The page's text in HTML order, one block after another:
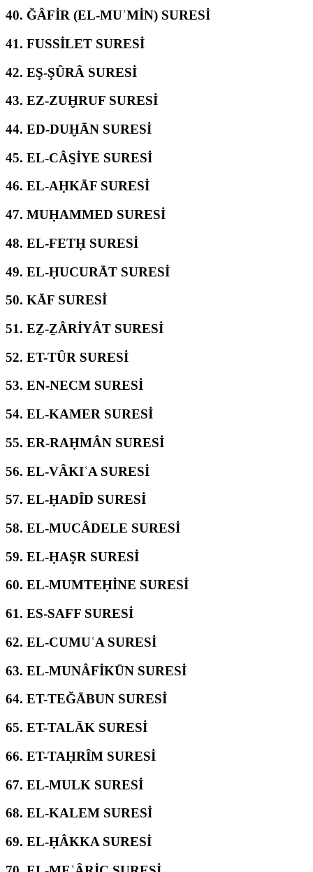
40. ĞÂFİR (EL-MUʾMİN) SURESİ
41. FUSSİLET SURESİ
42. EŞ-ŞÛRÂ SURESİ
43. EZ-ZUḪRUF SURESİ
44. ED-DUḪĀN SURESİ
45. EL-CÂS̱İYE SURESİ
46. EL-AḤKĀF SURESİ
47. MUḤAMMED SURESİ
48. EL-FETḤ SURESİ
49. EL-ḤUCURĀT SURESİ
50. KĀF SURESİ
51. EẔ-ẔÂRİYÂT SURESİ
52. ET-TÛR SURESİ
53. EN-NECM SURESİ
54. EL-KAMER SURESİ
55. ER-RAḤMÂN SURESİ
56. EL-VÂKIʿA SURESİ
57. EL-ḤADÎD SURESİ
58. EL-MUCÂDELE SURESİ
59. EL-ḤAŞR SURESİ
60. EL-MUMTEḤİNE SURESİ
61. ES-SAFF SURESİ
62. EL-CUMUʿA SURESİ
63. EL-MUNÂFİKŪN SURESİ
64. ET-TEĞĀBUN SURESİ
65. ET-TALĀK SURESİ
66. ET-TAḤRÎM SURESİ
67. EL-MULK SURESİ
68. EL-KALEM SURESİ
69. EL-ḤÂKKA SURESİ